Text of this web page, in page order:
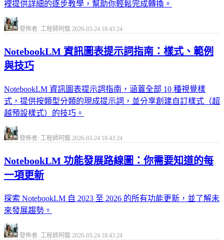
裡提供詳細的逐步教學，幫助你輕鬆完成轉換。
發佈者: 工程師阿甄 2026-03-24 18:43:24
NotebookLM 資訊圖表提示詞指南：樣式、範例
與技巧
NotebookLM 資訊圖表提示詞指南，涵蓋全部 10 種視覺樣
式，提供按類型分類的現成提示詞，並分享創建自訂樣式（超
越預設樣式）的技巧。
發佈者: 工程師阿甄 2026-03-24 18:43:24
NotebookLM 功能發展路線圖：你需要知道的每
一項更新
探索 NotebookLM 自 2023 至 2026 的所有功能更新，並了解未
來發展趨勢。
發佈者: 工程師阿甄 2026-03-24 18:43:24